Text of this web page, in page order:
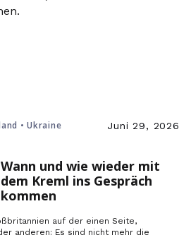
• Ukraine Juni 29, 2026
Wann und wie wieder mit
dem Kreml ins Gespräch
kommen
auf der einen Seite,
anderen: Es sind nicht mehr die